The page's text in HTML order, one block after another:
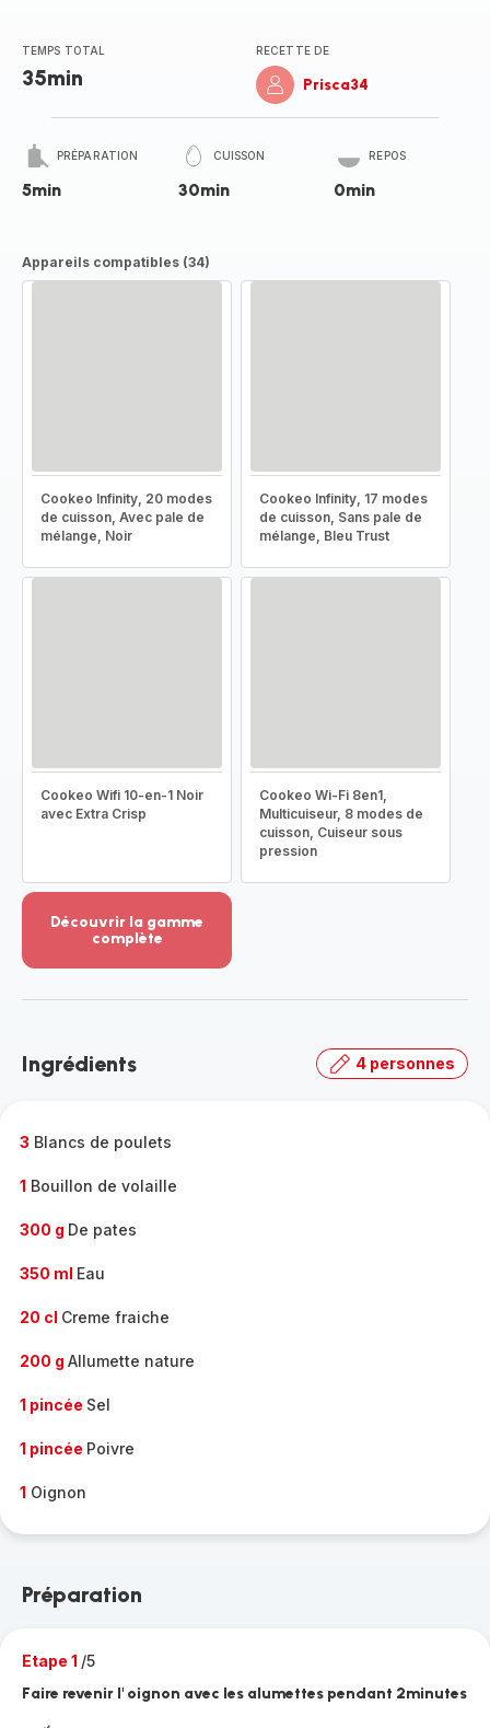
TEMPS TOTAL
35min
RECETTE DE
Prisca34
PRÉPARATION
5min
CUISSON
30min
REPOS
0min
Appareils compatibles (34)
Cookeo Infinity, 20 modes
de cuisson, Avec pale de
mélange, Noir
Cookeo Infinity, 17 modes
de cuisson, Sans pale de
mélange, Bleu Trust
Cookeo Wifi 10-en-1 Noir
avec Extra Crisp
Cookeo Wi-Fi 8en1,
Multicuiseur, 8 modes de
cuisson, Cuiseur sous
pression
Découvrir la gamme
complète
-
gamme
Ingrédients 4 personnes
3 Blancs de poulets
1 Bouillon de volaille
300 g De pates
350 ml Eau
20 cl Creme fraiche
200 g Allumette nature
1 pincée Sel
1 pincée Poivre
1 Oignon
Préparation
Etape 1 /5
Faire revenir l' oignon avec les alumettes pendant 2minutes